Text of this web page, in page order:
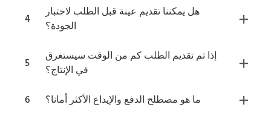
4
هل يمكننا تقديم عينة قبل الطلب لاختبار
الجودة؟
5
إذا تم تقديم الطلب كم من الوقت سيستغرق
في الإنتاج؟
6
ما هو مصطلح الدفع والإيداع الأكثر أمانا؟